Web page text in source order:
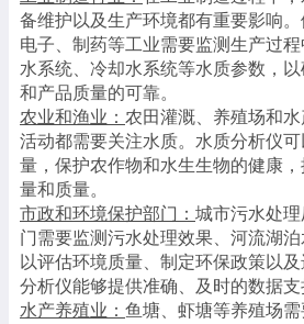
备维护以及生产环境都有重要影响。
电子、制药等工业需要监测生产过
水系统、冷却水系统等水质参数，
和产品质量的可靠。
农业和渔业： 农田灌溉、养殖场和
活动都需要关注水质。水质分析仪
量，保护农作物和水生生物的健康
量和质量。
市政和环境保护部门： 城市污水处
门需要监测污水处理效果、河流湖泊
以评估环境质量、制定环保政策以
分析仪能够提供准确、及时的数据支
水产养殖业： 鱼塘、虾塘等养殖场